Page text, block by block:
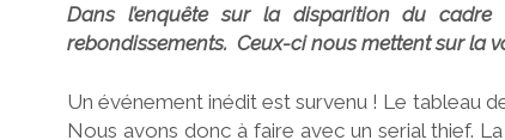
Dans l’enquête sur la disparition du
rebondissements. Ceux-ci nous mettent sur la
Un événement inédit est survenu ! Le tableau
Nous avons donc à faire avec un serial thief.